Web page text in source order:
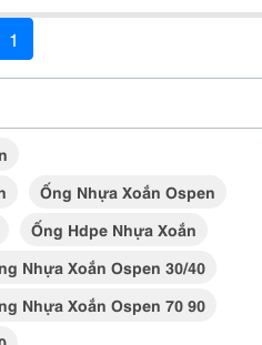
1
Ống Nhựa Xoắn Ospen
Ống Hdpe Nhựa Xoắn
Nhựa Xoắn Ospen 30/40
Nhựa Xoắn Ospen 70 90